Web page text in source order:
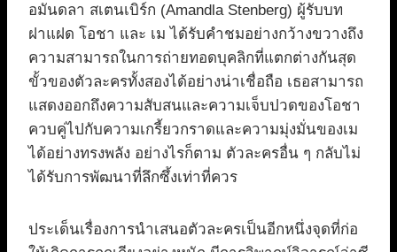
อมันดลา สเตนเบิร์ก (Amandla Stenberg) ผู้รับบท
ฝาแฝด โอชา และ เม ได้รับคำชมอย่างกว้างขวางถึง
ความสามารถในการถ่ายทอดบุคลิกที่แตกต่างกันสุด
ขั้วของตัวละครทั้งสองได้อย่างน่าเชื่อถือ เธอสามารถ
แสดงออกถึงความสับสนและความเจ็บปวดของโอชา
ควบคู่ไปกับความเกรี้ยวกราดและความมุ่งมั่นของเม
ได้อย่างทรงพลัง อย่างไรก็ตาม ตัวละครอื่น ๆ กลับไม่
ได้รับการพัฒนาที่ลึกซึ้งเท่าที่ควร
ประเด็นเรื่องการนำเสนอตัวละครเป็นอีกหนึ่งจุดที่ก่อ